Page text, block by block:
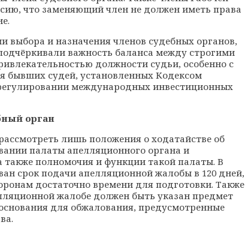
что заменяющий член не должен иметь права
выбора и назначения членов судебных органов,
важность баланса между строгими
должности судьи, особенно с
бывших судей, установленных Кодексом
международных инвестиционных
орган
лишь положения о ходатайстве об
палаты апелляционного органа и
также полномочия и функции такой палаты. В
срок подачи апелляционной жалобы в 120 дней,
достаточно времени для подготовки. Также
жалобе должен быть указан предмет
для обжалования, предусмотренные